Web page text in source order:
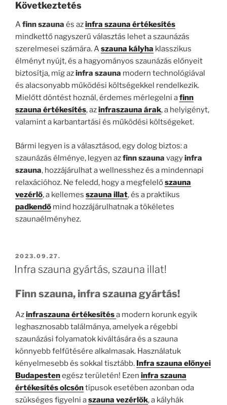
Következtetés
Afinn szauna és azinfra szauna értékesítés
mindkettő nagyszerű választás lehet a szaunázás
szerelmesei számára. Aszauna kályha klasszikus
élményt nyújt, és a hagyományos szaunázás előnyeit
biztosítja, míg azinfra szauna modern technológiával
és alacsonyabb működési költségekkel rendelkezik.
Mielőtt döntést hoznál, érdemes mérlegelni afinn
szauna értékesítés, azinfraszauna árak, a helyigényt,
valamint a karbantartási és működési költségeket.
Bármi legyen is a választásod, egy dolog biztos: a
szaunázás élménye, legyen azfinn szauna vagyinfra
szauna, hozzájárulhat a wellnesshez és a mindennapi
relaxációhoz. Ne feledd, hogy a megfelelőszauna
vezérlő, a kellemes szauna illat, és a praktikus
padkendő mind hozzájárulhatnak a tökéletes
szaunaélményhez.
BEKÜLDVE:
2023.09.27.
Infra szauna gyártás, szauna illat!
Finn szauna, infra szauna gyártás!
Azinfraszauna értékesítésa modern korunk egyik
leghasznosabb találmánya, amelyek a régebbi
szaunázási folyamatok kiváltására és a szauna
könnyebb felfűtésére alkalmasak. Használatuk
kényelmesebb és sokkal tisztább. Infra szauna előnyei
Budapestenegész területén! Ezen infra szauna
értékesítés olcsóntípusok esetében azonban oda
szükséges figyelni aszauna vezérlők, a kályhák